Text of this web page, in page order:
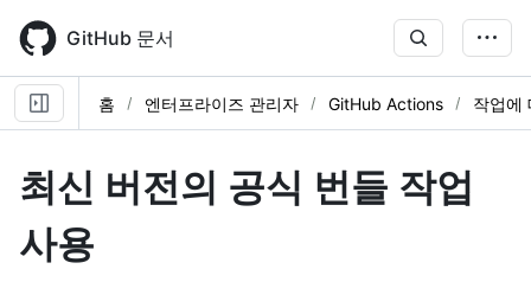
main
content
GitHub 문서
홈 엔터프라이즈 관리자 GitHub Actions 작업에
최신 버전의 공식 번들 작업
사용